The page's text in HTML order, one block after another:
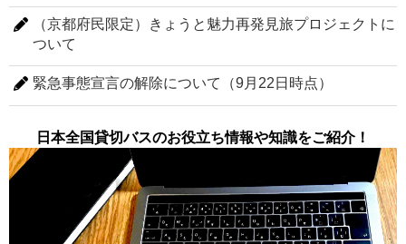
（京都府民限定）きょうと魅力再発見旅プロジェクトに
ついて
緊急事態宣言の解除について（9月22日時点）
日本全国貸切バスのお役立ち情報や知識をご紹介！